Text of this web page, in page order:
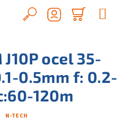
Hledat
košík
ocel 35-
0.5mm f: 0.2-
120m
N-TECH